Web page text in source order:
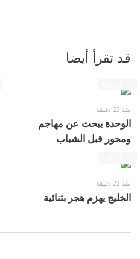
قد تقرأ أيضا
منذ 22 دقيقة
الوحدة يبحث عن مهاجم
ومحور قبل الشباب
منذ 22 دقيقة
الخليج يهزم هجر بثنائية